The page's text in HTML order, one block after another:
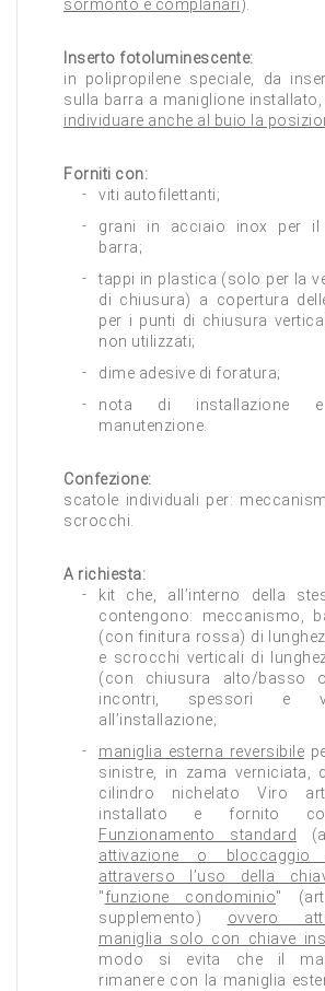
sormonto e complanari ).
Inserto fotoluminescente:
in polipropilene speciale, da
sulla barra a maniglione installato,
individuare anche al buio la
Forniti con:
viti autofilettanti;
grani in acciaio inox per il
barra;
tappi in plastica (solo per la
di chiusura) a copertura
per i punti di chiusura
non utilizzati;
dime adesive di foratura;
nota di installazione
manutenzione.
Confezione:
scatole individuali per:
scrocchi.
A richiesta:
kit che, all’interno della
contengono: meccanismo,
(con finitura rossa) di
e scrocchi verticali di
(con chiusura alto/basso
incontri, spessori e
all’installazione;
maniglia esterna reversibile
sinistre, in zama verniciata,
cilindro nichelato Viro
installato e fornito
Funzionamento standard
attivazione o bloccaggio
attraverso l’uso della
"funzione condominio"
supplemento) ovvero
maniglia solo con chiave
modo si evita che il
rimanere con la maniglia